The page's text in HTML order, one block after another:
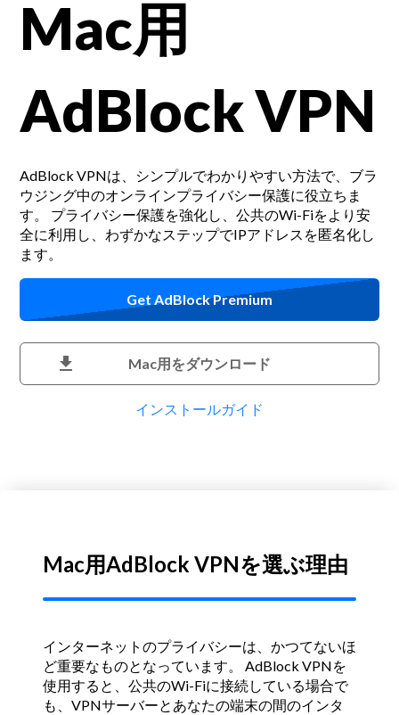
Mac用
AdBlock VPN
AdBlock VPNは、シンプルでわかりやすい方法で、ブラ
ウジング中のオンラインプライバシー保護に役立ちま
す。
プライバシー保護を強化し、公共のWi-Fiをより安
全に利用し、わずかなステップでIPアドレスを匿名化し
ます。
Get AdBlock Premium
download Mac用をダウンロード
インストールガイド
Mac用AdBlock VPNを選ぶ理由
インターネットのプライバシーは、かつてないほ
ど重要なものとなっています。
AdBlock VPNを
使用すると、公共のWi-Fiに接続している場合で
も、VPNサーバーとあなたの端末の間のインタ